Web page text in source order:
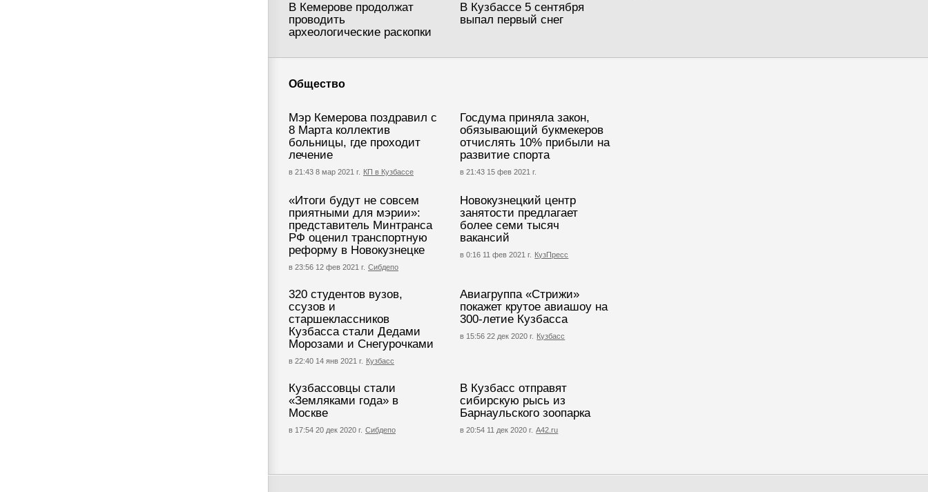
В Кемерове продолжат
проводить
археологические раскопки
В Кузбассе 5 сентября
выпал первый снег
Общество
Мэр Кемерова поздравил с
8 Марта коллектив
больницы, где проходит
лечение
в 21:43 8 мар 2021 г. КП в Кузбассе
Госдума приняла закон,
обязывающий букмекеров
отчислять 10% прибыли на
развитие спорта
в 21:43 15 фев 2021 г.
«Итоги будут не совсем
приятными для мэрии»:
представитель Минтранса
РФ оценил транспортную
реформу в Новокузнецке
в 23:56 12 фев 2021 г. Сибдепо
Новокузнецкий центр
занятости предлагает
более семи тысяч
вакансий
в 0:16 11 фев 2021 г. КузПресс
320 студентов вузов,
ссузов и
старшеклассников
Кузбасса стали Дедами
Морозами и Снегурочками
в 22:40 14 янв 2021 г. Кузбасс
Авиагруппа «Стрижи»
покажет крутое авиашоу на
300-летие Кузбасса
в 15:56 22 дек 2020 г. Кузбасс
Кузбассовцы стали
«Земляками года» в
Москве
в 17:54 20 дек 2020 г. Сибдепо
В Кузбасс отправят
сибирскую рысь из
Барнаульского зоопарка
в 20:54 11 дек 2020 г. А42.ru